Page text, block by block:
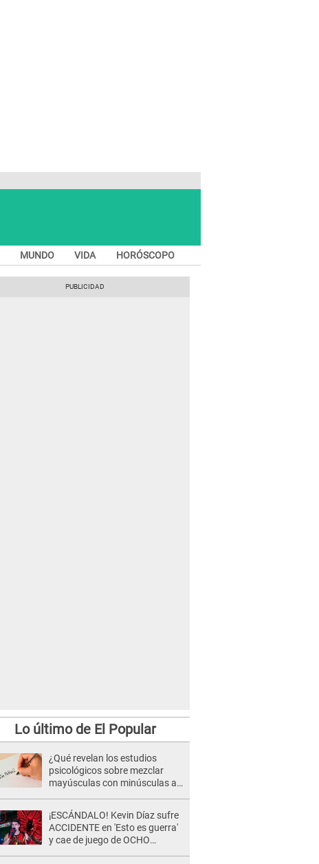
MUNDO VIDA HORÓSCOPO
Lo último de El Popular
¿Qué revelan los estudios
psicológicos sobre mezclar
mayúsculas con minúsculas al
¡ESCÁNDALO! Kevin Díaz sufre
ACCIDENTE en 'Esto es guerra'
y cae de juego de OCHO